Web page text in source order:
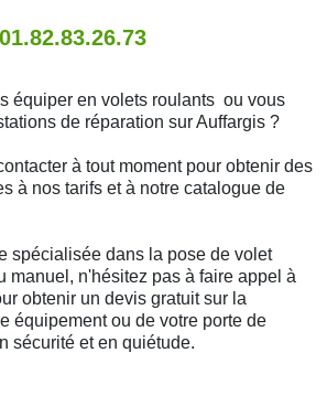
01.82.83.26.73
équiper en volets roulants ou vous
de réparation sur Auffargis ?
à tout moment pour obtenir des
à nos tarifs et à notre catalogue de
spécialisée dans la pose de volet
manuel, n'hésitez pas à faire appel à
obtenir un devis gratuit sur la
équipement ou de votre porte de
sécurité et en quiétude.